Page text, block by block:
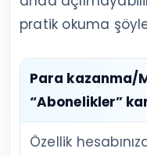
pratik okuma
Para kazanma/
“Abonelikler”
Özellik